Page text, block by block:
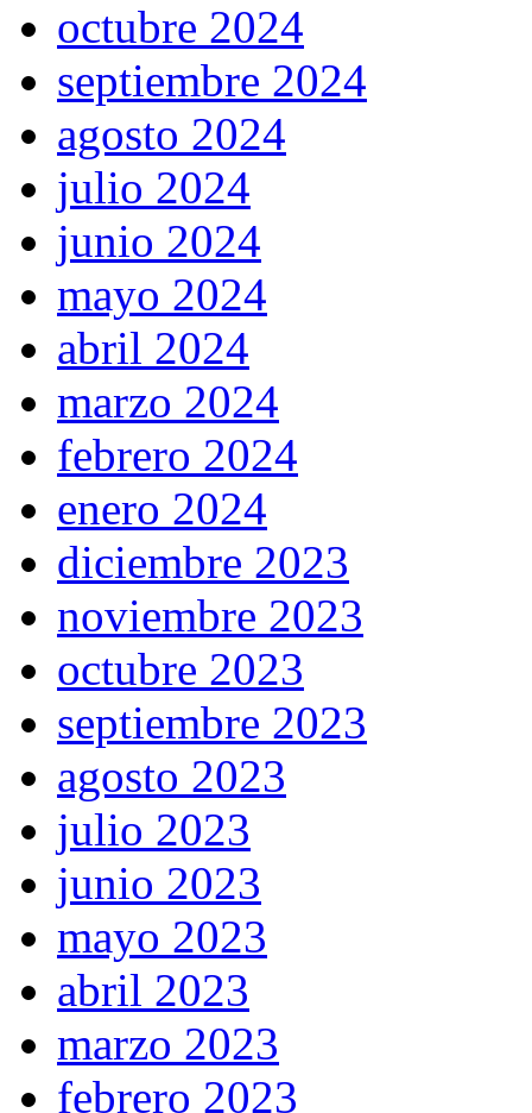
octubre 2024
septiembre 2024
agosto 2024
julio 2024
junio 2024
mayo 2024
abril 2024
marzo 2024
febrero 2024
enero 2024
diciembre 2023
noviembre 2023
octubre 2023
septiembre 2023
agosto 2023
julio 2023
junio 2023
mayo 2023
abril 2023
marzo 2023
febrero 2023